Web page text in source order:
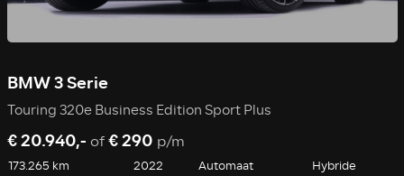
BMW 3 Serie
Touring 320e Business Edition Sport Plus
€ 20.940,- of€ 290 p/m
173.265 km 2022 Automaat Hybride